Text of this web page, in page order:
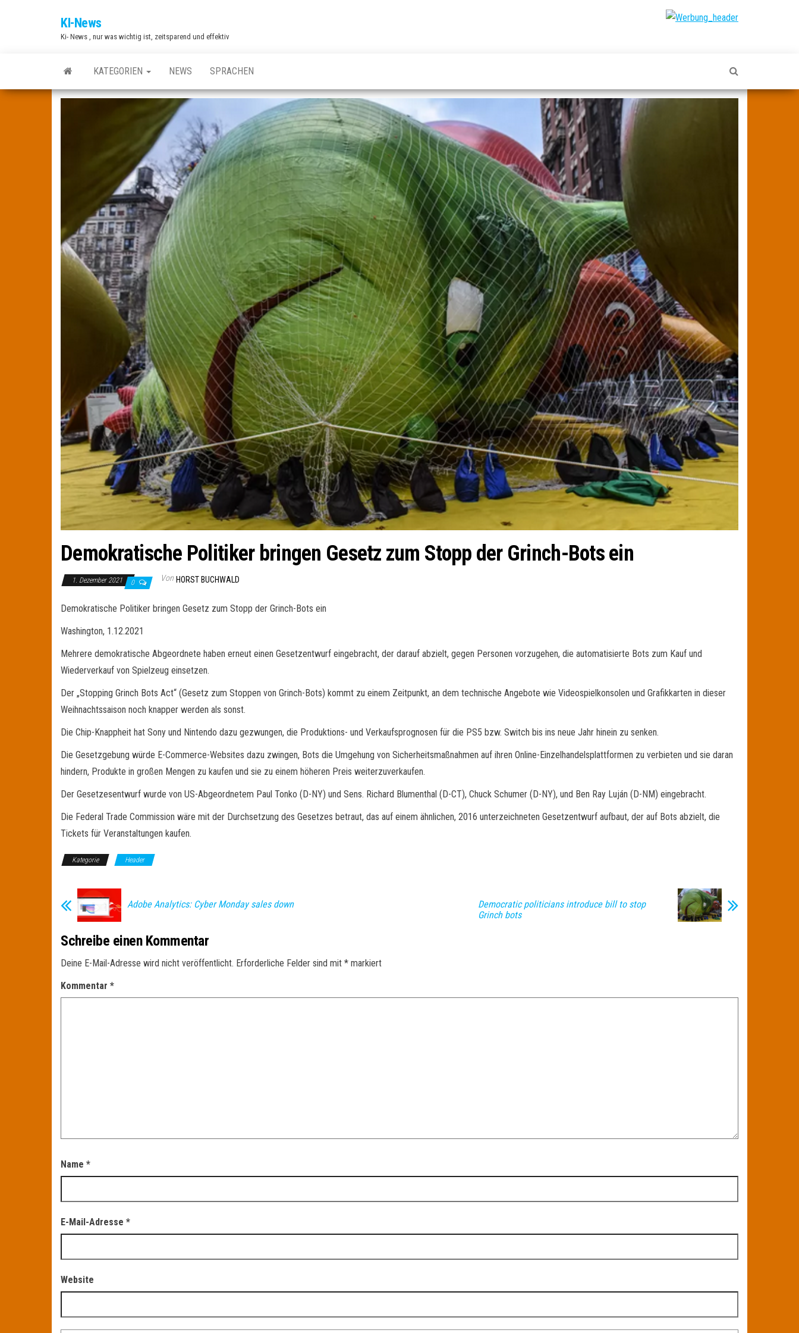
KI-News
Ki- News , nur was wichtig ist, zeitsparend und effektiv
KATEGORIEN NEWS SPRACHEN
Demokratische Politiker bringen Gesetz zum Stopp der Grinch-Bots ein
1. Dezember 2021 0 Von HORST BUCHWALD
Demokratische Politiker bringen Gesetz zum Stopp der Grinch-Bots ein
Washington, 1.12.2021
Mehrere demokratische Abgeordnete haben erneut einen Gesetzentwurf eingebracht, der darauf abzielt, gegen Personen vorzugehen, die automatisierte Bots zum Kauf und
Wiederverkauf von Spielzeug einsetzen.
Der „Stopping Grinch Bots Act“ (Gesetz zum Stoppen von Grinch-Bots) kommt zu einem Zeitpunkt, an dem technische Angebote wie Videospielkonsolen und Grafikkarten in dieser
Weihnachtssaison noch knapper werden als sonst.
Die Chip-Knappheit hat Sony und Nintendo dazu gezwungen, die Produktions- und Verkaufsprognosen für die PS5 bzw. Switch bis ins neue Jahr hinein zu senken.
Die Gesetzgebung würde E-Commerce-Websites dazu zwingen, Bots die Umgehung von Sicherheitsmaßnahmen auf ihren Online-Einzelhandelsplattformen zu verbieten und sie daran
hindern, Produkte in großen Mengen zu kaufen und sie zu einem höheren Preis weiterzuverkaufen.
Der Gesetzesentwurf wurde von US-Abgeordnetem Paul Tonko (D-NY) und Sens. Richard Blumenthal (D-CT), Chuck Schumer (D-NY), und Ben Ray Luján (D-NM) eingebracht.
Die Federal Trade Commission wäre mit der Durchsetzung des Gesetzes betraut, das auf einem ähnlichen, 2016 unterzeichneten Gesetzentwurf aufbaut, der auf Bots abzielt, die
Tickets für Veranstaltungen kaufen.
Kategorie Header
Adobe Analytics: Cyber Monday sales down
Democratic politicians introduce bill to stop
Grinch bots
Schreibe einen Kommentar
Deine E-Mail-Adresse wird nicht veröffentlicht. Erforderliche Felder sind mit * markiert
Kommentar *
Name *
E-Mail-Adresse *
Website